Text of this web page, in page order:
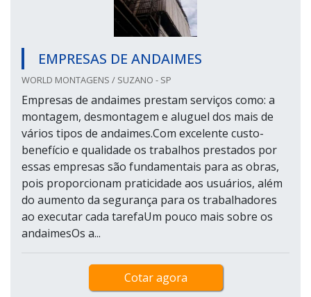
EMPRESAS DE ANDAIMES
WORLD MONTAGENS / SUZANO - SP
Empresas de andaimes prestam serviços como: a
montagem, desmontagem e aluguel dos mais de
vários tipos de andaimes.Com excelente custo-
benefício e qualidade os trabalhos prestados por
essas empresas são fundamentais para as obras,
pois proporcionam praticidade aos usuários, além
do aumento da segurança para os trabalhadores
ao executar cada tarefaUm pouco mais sobre os
andaimesOs a...
Cotar agora